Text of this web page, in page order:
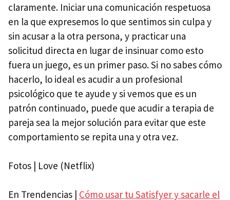
claramente. Iniciar una comunicación respetuosa
en la que expresemos lo que sentimos sin culpa y
sin acusar a la otra persona, y practicar una
solicitud directa en lugar de insinuar como esto
fuera un juego, es un primer paso. Si no sabes cómo
hacerlo, lo ideal es acudir a un profesional
psicológico que te ayude y si vemos que es un
patrón continuado, puede que acudir a terapia de
pareja sea la mejor solución para evitar que este
comportamiento se repita una y otra vez.
Fotos | Love (Netflix)
En Trendencias | Cómo usar tu Satisfyer y sacarle el